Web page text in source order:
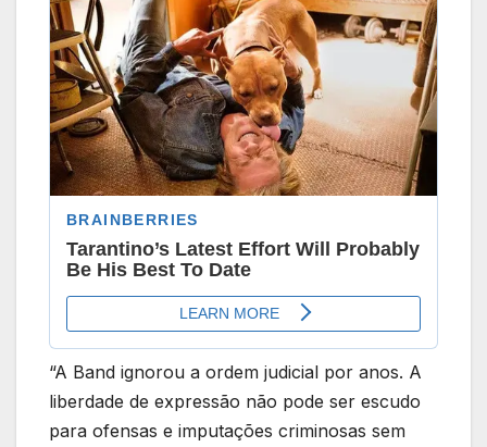
“A Band ignorou a ordem judicial por anos. A
liberdade de expressão não pode ser escudo
para ofensas e imputações criminosas sem